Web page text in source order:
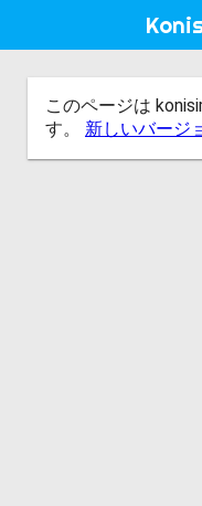
このページは
す。 新しいバージ